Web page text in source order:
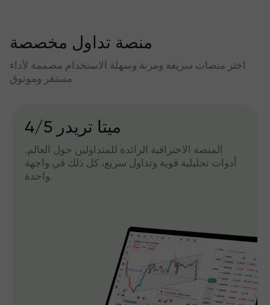
منصة تداول مخصصة
اختر منصات سريعة ومرنة وسهلة الاستخدام مصممة لأداء
مستقر وموثوق
میتا تریدر 4/5
المنصة الاحترافية الرائدة للمتداولين حول العالم.
أدوات تحليلية قوية وتداول سريع، كل ذلك في واجهة
واحدة.